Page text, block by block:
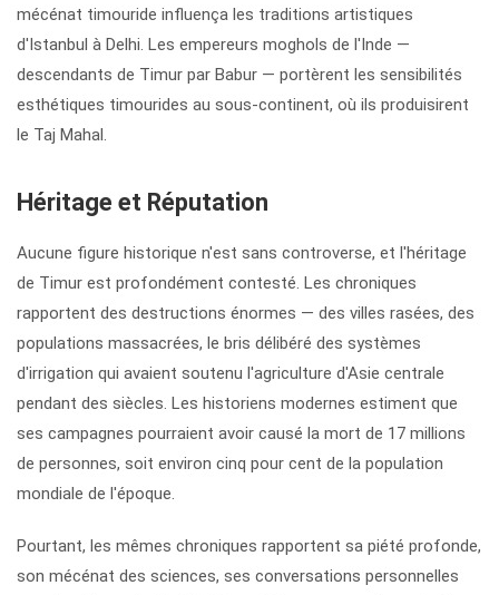
mécénat timouride influença les traditions artistiques
d'Istanbul à Delhi. Les empereurs moghols de l'Inde —
descendants de Timur par Babur — portèrent les sensibilités
esthétiques timourides au sous-continent, où ils produisirent
le Taj Mahal.
Héritage et Réputation
Aucune figure historique n'est sans controverse, et l'héritage
de Timur est profondément contesté. Les chroniques
rapportent des destructions énormes — des villes rasées, des
populations massacrées, le bris délibéré des systèmes
d'irrigation qui avaient soutenu l'agriculture d'Asie centrale
pendant des siècles. Les historiens modernes estiment que
ses campagnes pourraient avoir causé la mort de 17 millions
de personnes, soit environ cinq pour cent de la population
mondiale de l'époque.
Pourtant, les mêmes chroniques rapportent sa piété profonde,
son mécénat des sciences, ses conversations personnelles